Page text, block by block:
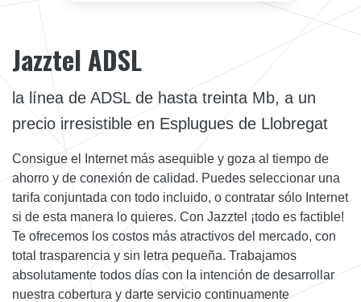
Jazztel ADSL
la línea de ADSL de hasta treinta Mb, a un
precio irresistible en Esplugues de Llobregat
Consigue el Internet más asequible y goza al tiempo de
ahorro y de conexión de calidad. Puedes seleccionar una
tarifa conjuntada con todo incluido, o contratar sólo Internet
si de esta manera lo quieres. Con Jazztel ¡todo es factible!
Te ofrecemos los costos más atractivos del mercado, con
total trasparencia y sin letra pequeña. Trabajamos
absolutamente todos días con la intención de desarrollar
nuestra cobertura y darte servicio continuamente